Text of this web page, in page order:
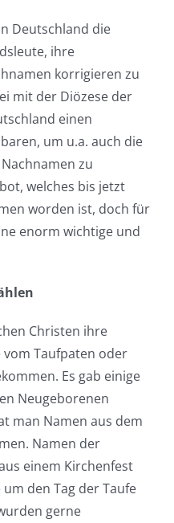
Deutschland die
ihre
korrigieren zu
mit der Diözese der
einen
um u.a. auch die
zu
welches bis jetzt
worden ist, doch für
enorm wichtige und
Christen ihre
Taufpaten oder
Es gab einige
Neugeborenen
man Namen aus dem
Namen der
einem Kirchenfest
den Tag der Taufe
gerne